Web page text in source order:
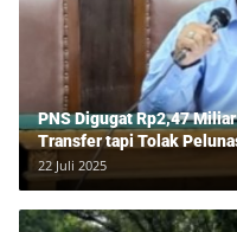
PNS Digugat Rp2,47
Transfer tapi Tolak
Lawan Tipu Rp850 Juta
22 Juli 2025